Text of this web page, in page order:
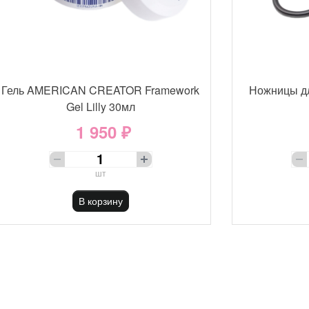
Гель AMERICAN CREATOR Framework
Gel Lilly 30мл
1 950 ₽
шт
В корзину
Ножницы